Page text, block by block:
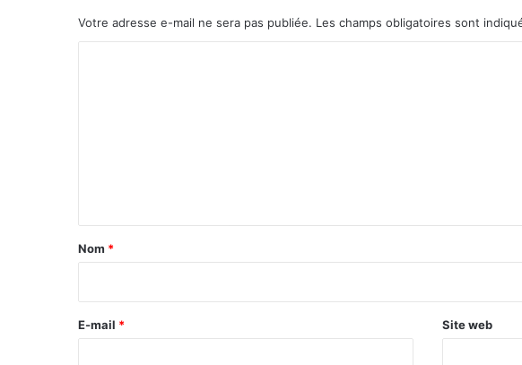
Votre adresse e-mail ne sera pas publiée. Les champs obligatoires sont
a
e
Nom *
E-mail * Site web